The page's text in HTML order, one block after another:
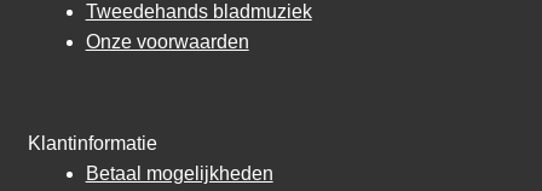
Tweedehands bladmuziek
Onze voorwaarden
Klantinformatie
Betaal mogelijkheden